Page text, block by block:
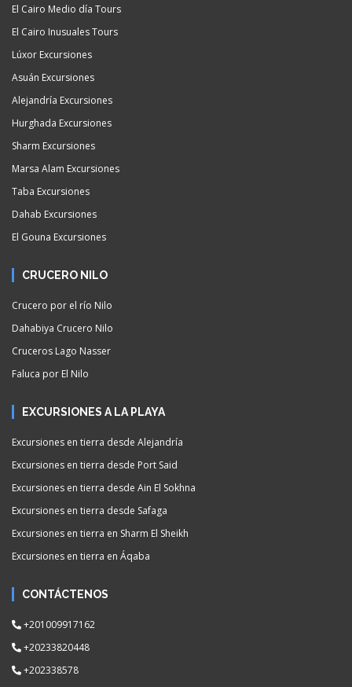
El Cairo Medio día Tours
El Cairo Inusuales Tours
Lúxor Excursiones
Asuán Excursiones
Alejandría Excursiones
Hurghada Excursiones
Sharm Excursiones
Marsa Alam Excursiones
Taba Excursiones
Dahab Excursiones
El Gouna Excursiones
CRUCERO NILO
Crucero por el río Nilo
Dahabiya Crucero Nilo
Cruceros Lago Nasser
Faluca por El Nilo
EXCURSIONES A LA PLAYA
Excursiones en tierra desde Alejandría
Excursiones en tierra desde Port Said
Excursiones en tierra desde Ain El Sokhna
Excursiones en tierra desde Safaga
Excursiones en tierra en Sharm El Sheikh
Excursiones en tierra en Áqaba
CONTÁCTENOS
+201009917162
+20233820448
+202338578